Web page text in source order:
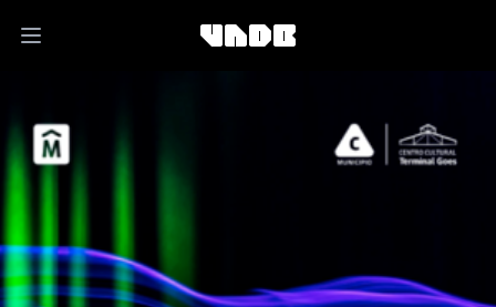
Open main menu